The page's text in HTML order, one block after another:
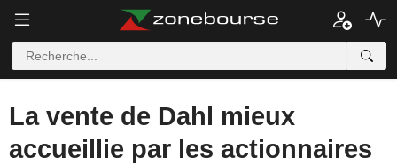
La vente de Dahl mieux
accueillie par les actionnaires